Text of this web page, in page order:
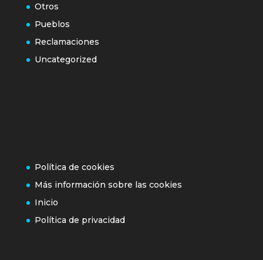
Otros
Pueblos
Reclamaciones
Uncategorized
Política de cookies
Más información sobre las cookies
Inicio
Política de privacidad